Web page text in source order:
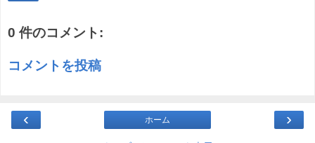
0 件のコメント:
コメントを投稿
‹ ›
ホーム